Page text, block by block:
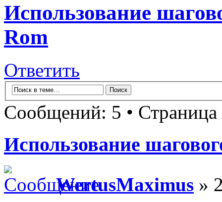
Использование
Rom
Ответить
Сообщений: 5 • Страница
Использование
WertusMaximus »